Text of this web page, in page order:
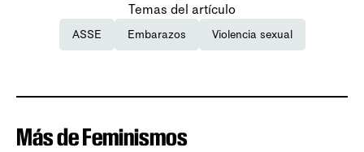
Temas del artículo
ASSE Embarazos Violencia sexual
Más de Feminismos